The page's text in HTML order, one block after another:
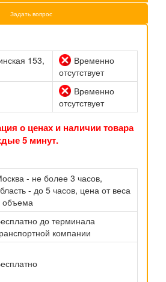
Задать вопрос
153,
Временно
отсутствует
Временно
отсутствует
о ценах и наличии товара
5 минут.
- не более 3 часов,
- до 5 часов, цена от веса
объема
до терминала
компании